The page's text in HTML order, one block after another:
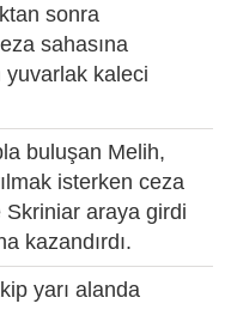
sonra
sahasına
yuvarlak kaleci
buluşan Melih,
isterken ceza
Skriniar araya girdi
kazandırdı.
yarı alanda